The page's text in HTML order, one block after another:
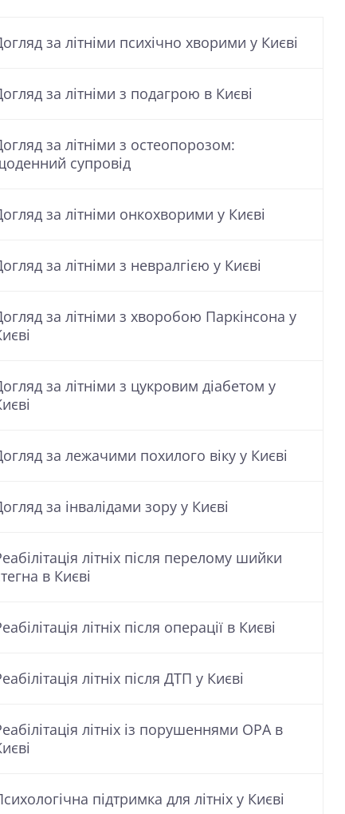
за літніми психічно хворими у Києві
за літніми з подагрою в Києві
за літніми з остеопорозом:
супровід
за літніми онкохворими у Києві
за літніми з невралгією у Києві
за літніми з хворобою Паркінсона у
за літніми з цукровим діабетом у
за лежачими похилого віку у Києві
за інвалідами зору у Києві
літніх після перелому шийки
в Києві
літніх після операції в Києві
літніх після ДТП у Києві
літніх із порушеннями ОРА в
підтримка для літніх у Києві